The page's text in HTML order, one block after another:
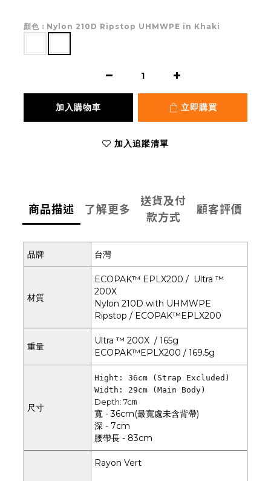
顏色 : Nylon 210D Ripstop UHMWPE in Khaki
加入購物車 立即購買
加入追蹤清單
商品描述 了解更多
送貨及付
款方式
顧客評價
品牌 台灣
材質
ECOPAK™ EPLX200 / Ultra ™
200X
Nylon 210D with UHMWPE
Ripstop / ECOPAK™EPLX200
重量
Ultra ™ 200X / 165g
ECOPAK™EPLX200 / 169.5g
尺寸
Hight: 36cm (Strap Excluded)
Width: 29cm (Main Body)
Depth: 7cm
寬 - 36cm(最寬處未含背帶)
深 - 7cm
腰帶長 - 83cm
Rayon Vert